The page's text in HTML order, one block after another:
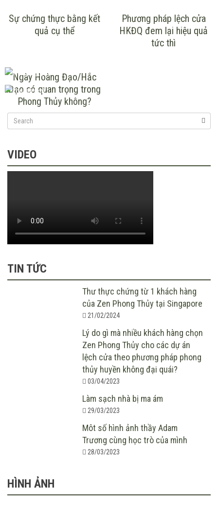
Sự chứng thực bằng kết
quả cụ thể
Phương pháp lệch cửa
HKĐQ đem lại hiệu quả
tức thì
Ngày Hoàng Đạo/Hắc
Đạo có quan trọng trong
Phong Thủy không?
VIDEO
TIN TỨC
Thư thực chứng từ 1 khách hàng
của Zen Phong Thủy tại Singapore
21/02/2024
Lý do gì mà nhiều khách hàng chọn
Zen Phong Thủy cho các dự án
lệch cửa theo phương pháp phong
thủy huyền không đại quái?
03/04/2023
Làm sạch nhà bị ma ám
29/03/2023
Môt số hình ảnh thầy Adam
Trương cùng học trò của mình
28/03/2023
HÌNH ẢNH